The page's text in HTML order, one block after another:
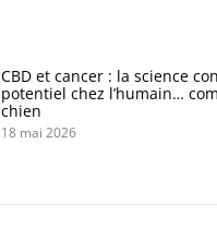
CBD et cancer : la science
potentiel chez l’humain…
chien
18 mai 2026